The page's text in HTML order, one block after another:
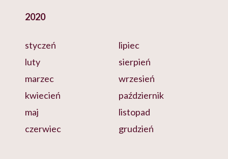
2020
styczeń
luty
marzec
kwiecień
maj
czerwiec
lipiec
sierpień
wrzesień
październik
listopad
grudzień